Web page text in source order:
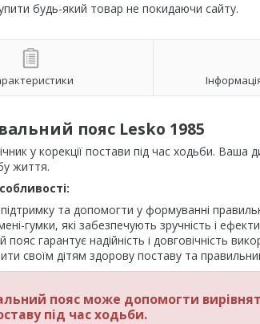
будь-який товар не покидаючи сайту.
пояс Lesko 1985
у корекції постави під час ходьби. Ваша
життя.
та допомогти у формуванні
гумки, які забезпечують зручність і
гарантує надійність і довговічність
своїм дітям здорову поставу та
пояс може допомогти
під час ходьби.